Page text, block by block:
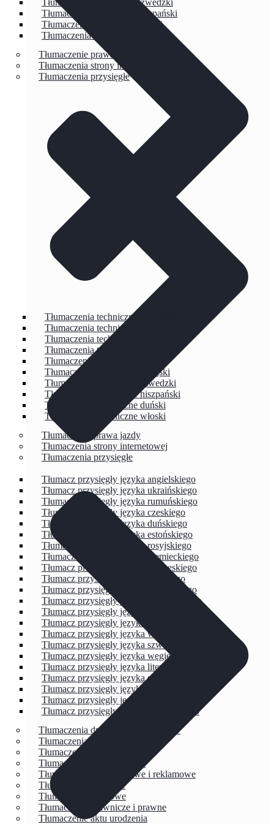
Tłumaczenia techniczne szwedzki
Tłumaczenia techniczne hiszpański
Tłumaczenia techniczne duński
Tłumaczenia techniczne włoski
Tłumaczenie prawa jazdy
Tłumaczenia strony internetowej
Tłumaczenia przysięgłe
Tłumacz przysięgły języka angielskiego
Tłumacz przysięgły języka ukraińskiego
Tłumacz przysięgły języka rumuńskiego
Tłumacz przysięgły języka czeskiego
Tłumacz przysięgły języka duńskiego
Tłumacz przysięgły języka estońskiego
Tłumacz przysięgły języka rosyjskiego
Tłumacz przysięgły języka niemieckiego
Tłumacz przysięgły języka norweskiego
Tłumacz przysięgły języka greckiego
Tłumacz przysięgły języka francuskiego
Tłumacz przysięgły języka hiszpańskiego
Tłumacz przysięgły języka holenderskiego
Tłumacz przysięgły języka słowackiego
Tłumacz przysięgły języka włoskiego
Tłumacz przysięgły języka szwedzkiego
Tłumacz przysięgły języka węgierskiego
Tłumacz przysięgły języka litewskiego
Tłumacz przysięgły języka serbskiego
Tłumacz przysięgły języka portugalskiego
Tłumacz przysięgły języka bułgarskiego
Tłumacz przysięgły języka białoruskiego
Tłumaczenia dyplomów i świadectw
Tłumaczenia chemiczne
Tłumaczenia budowlane
Tłumaczenia informatyczne
Tłumaczenia marketingowe i reklamowe
Tłumaczenia literackie
Tłumaczenia naukowe
Tłumaczenia prawnicze i prawne
Tłumaczenie aktu urodzenia
Tłumaczenia techniczne angielski
Tłumaczenia techniczne niemiecki
Tłumaczenia techniczne francuski
Tłumaczenia techniczne ukraiński
Tłumaczenia techniczne czeski
Tłumaczenia techniczne rosyjski
Tłumaczenia techniczne szwedzki
Tłumaczenia techniczne hiszpański
Tłumaczenia techniczne duński
Tłumaczenia techniczne włoski
Tłumaczenie prawa jazdy
Tłumaczenia strony internetowej
Tłumaczenia przysięgłe